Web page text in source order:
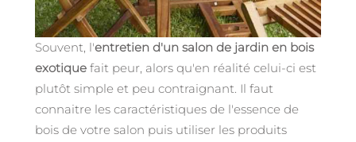
Souvent, l'entretien d'un salon de jardin en bois
exotique fait peur, alors qu'en réalité celui-ci est
plutôt simple et peu contraignant. Il faut
connaitre les caractéristiques de l'essence de
bois de votre salon puis utiliser les produits